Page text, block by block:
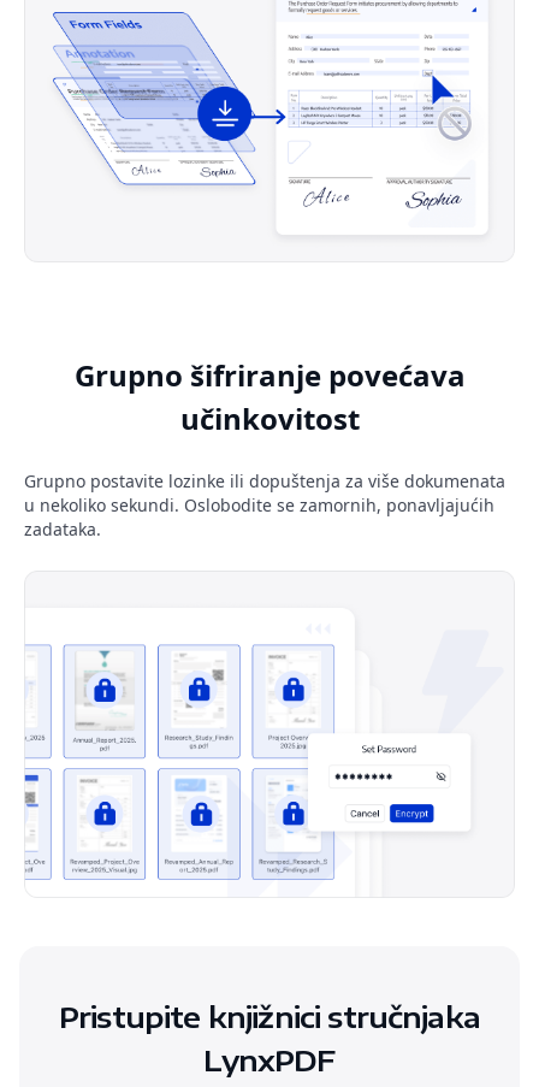
Grupno šifriranje povećava
učinkovitost
Grupno postavite lozinke ili dopuštenja za više dokumenata
u nekoliko sekundi. Oslobodite se zamornih, ponavljajućih
zadataka.
Pristupite knjižnici stručnjaka
LynxPDF